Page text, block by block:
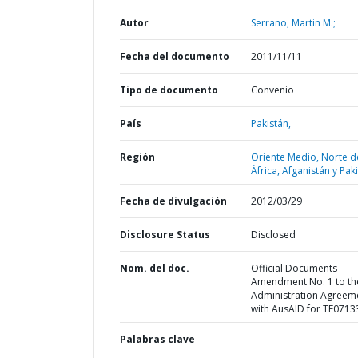
Autor Serrano, Martin M.;
Fecha del documento 2011/11/11
Tipo de documento Convenio
País Pakistán,
Región
Oriente Medio, Norte
África, Afganistán y
Fecha de divulgación 2012/03/29
Disclosure Status Disclosed
Nom. del doc.
Official Documents-
Amendment No. 1 to
Administration
with AusAID for
Palabras clave